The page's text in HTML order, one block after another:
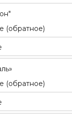
(обратное)
(обратное)